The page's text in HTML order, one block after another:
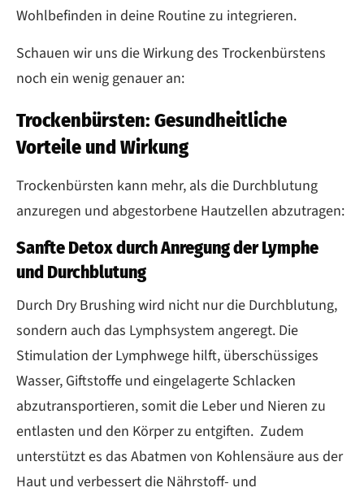
Wohlbefinden in deine Routine zu integrieren.
Schauen wir uns die Wirkung des Trockenbürstens
noch ein wenig genauer an:
Trockenbürsten: Gesundheitliche
Vorteile und Wirkung
Trockenbürsten kann mehr, als die Durchblutung
anzuregen und abgestorbene Hautzellen abzutragen:
Sanfte Detox durch Anregung der Lymphe
und Durchblutung
Durch Dry Brushing wird nicht nur die Durchblutung,
sondern auch das Lymphsystem angeregt. Die
Stimulation der Lymphwege hilft, überschüssiges
Wasser, Giftstoffe und eingelagerte Schlacken
abzutransportieren, somit die Leber und Nieren zu
entlasten und den Körper zu entgiften. Zudem
unterstützt es das Abatmen von Kohlensäure aus der
Haut und verbessert die Nährstoff- und